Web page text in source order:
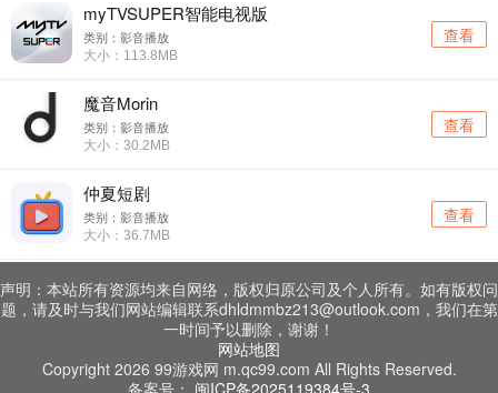
myTVSUPER智能电视版
类别：影音播放
大小：113.8MB
查看
魔音Morin
类别：影音播放
大小：30.2MB
查看
仲夏短剧
类别：影音播放
大小：36.7MB
查看
声明：本站所有资源均来自网络，版权归原公司及个人所有。如有版权问
题，请及时与我们网站编辑联系dhldmmbz213@outlook.com，我们在第
一时间予以删除，谢谢！
网站地图
Copyright 2026 99游戏网 m.qc99.com All Rights Reserved.